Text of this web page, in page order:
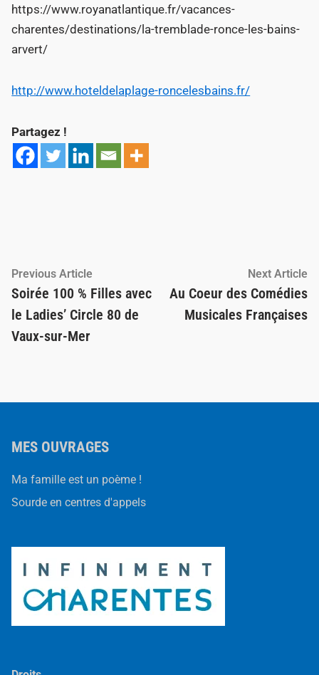
https://www.royanatlantique.fr/vacances-
charentes/destinations/la-tremblade-ronce-les-bains-
arvert/
http://www.hoteldelaplage-roncelesbains.fr/
Partagez !
Navigation
de
l’article
Previous Article
article:
Soirée 100 % Filles avec
le Ladies’ Circle 80 de
Vaux-sur-Mer
Next Article
Au Coeur des Comédies
Musicales Françaises
MES OUVRAGES
Ma famille est un poème !
Sourde en centres d'appels